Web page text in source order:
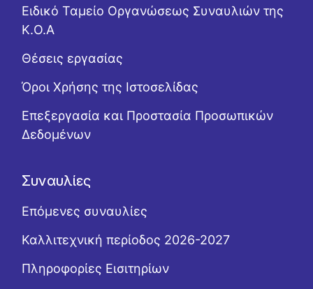
Ειδικό Ταμείο Οργανώσεως Συναυλιών της
Κ.Ο.Α
Θέσεις εργασίας
Όροι Χρήσης της Ιστοσελίδας
Επεξεργασία και Προστασία Προσωπικών
Δεδομένων
Συναυλίες
Επόμενες συναυλίες
Καλλιτεχνική περίοδος 2026-2027
Πληροφορίες Εισιτηρίων